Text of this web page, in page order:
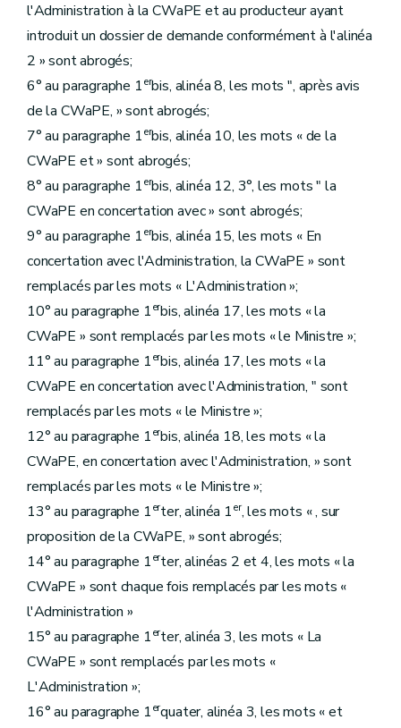
l'Administration à la CWaPE et au producteur ayant
introduit un dossier de demande conformément à l'alinéa
2 » sont abrogés;
6° au paragraphe 1erbis, alinéa 8, les mots ", après avis
de la CWaPE, » sont abrogés;
7° au paragraphe 1erbis, alinéa 10, les mots « de la
CWaPE et » sont abrogés;
8° au paragraphe 1erbis, alinéa 12, 3°, les mots " la
CWaPE en concertation avec » sont abrogés;
9° au paragraphe 1erbis, alinéa 15, les mots « En
concertation avec l'Administration, la CWaPE » sont
remplacés par les mots « L'Administration »;
10° au paragraphe 1erbis, alinéa 17, les mots « la
CWaPE » sont remplacés par les mots « le Ministre »;
11° au paragraphe 1erbis, alinéa 17, les mots « la
CWaPE en concertation avec l'Administration, " sont
remplacés par les mots « le Ministre »;
12° au paragraphe 1erbis, alinéa 18, les mots « la
CWaPE, en concertation avec l'Administration, » sont
remplacés par les mots « le Ministre »;
13° au paragraphe 1erter, alinéa 1er, les mots « , sur
proposition de la CWaPE, » sont abrogés;
14° au paragraphe 1erter, alinéas 2 et 4, les mots « la
CWaPE » sont chaque fois remplacés par les mots «
l'Administration »
15° au paragraphe 1erter, alinéa 3, les mots « La
CWaPE » sont remplacés par les mots «
L'Administration »;
16° au paragraphe 1erquater, alinéa 3, les mots « et